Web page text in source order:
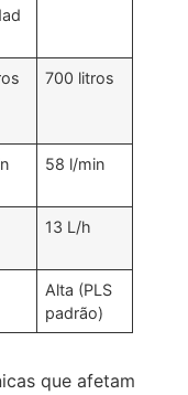
700 litros
58 l/min
13 L/h
Alta (PLS
padrão)
que afetam